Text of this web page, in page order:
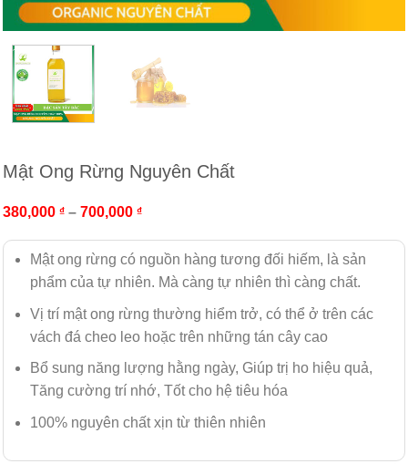
Mật Ong Rừng Nguyên Chất
380,000 ₫ – 700,000 ₫
Mật ong rừng có nguồn hàng tương đối hiếm, là sản
phẩm của tự nhiên. Mà càng tự nhiên thì càng chất.
Vị trí mật ong rừng thường hiểm trở, có thể ở trên các
vách đá cheo leo hoặc trên những tán cây cao
Bổ sung năng lượng hằng ngày, Giúp trị ho hiệu quả,
Tăng cường trí nhớ, Tốt cho hệ tiêu hóa
100% nguyên chất xịn từ thiên nhiên